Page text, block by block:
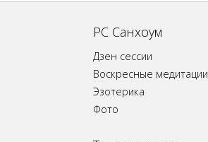
РС Санхоум
Дзен сессии
Воскресные медитации
Эзотерика
Фото